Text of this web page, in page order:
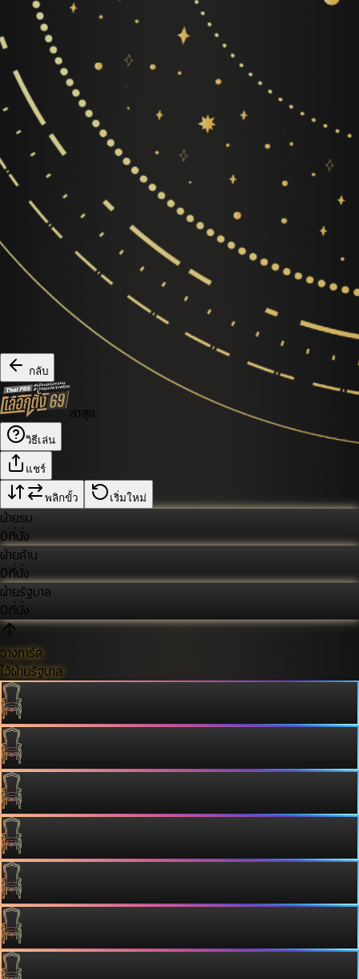
กลับ
ล่าสุด
วิธีเล่น
แชร์
พลิกขั้ว เริ่มใหม่
ฝ่ายรบ.
0ที่นั่ง
ฝ่ายค้าน
0ที่นั่ง
ฝ่ายรัฐบาล
0ที่นั่ง
วางการ์ด
ไว้ฝ่ายรัฐบาล